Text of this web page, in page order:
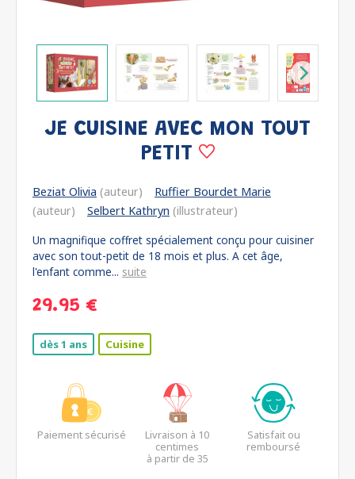
JE CUISINE AVEC MON TOUT
PETIT
Beziat Olivia (auteur)
Ruffier Bourdet Marie
(auteur)
Selbert Kathryn (illustrateur)
Un magnifique coffret spécialement conçu pour cuisiner
avec son tout-petit de 18 mois et plus. A cet âge,
l'enfant comme... suite
29.95 €
dès 1 ans Cuisine
Paiement sécurisé
Livraison à 10
centimes
à partir de 35
Satisfait ou
remboursé